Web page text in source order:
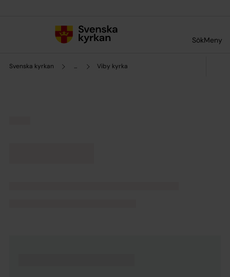
SökMeny
Svenska kyrkan ... Viby kyrka